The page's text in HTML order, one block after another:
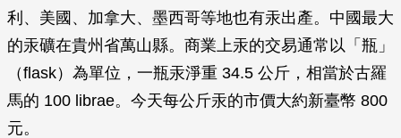
利、美國、加拿大、墨西哥等地也有汞出產。中國最大
的汞礦在貴州省萬山縣。商業上汞的交易通常以「瓶」
（flask）為單位，一瓶汞淨重 34.5 公斤，相當於古羅
馬的 100 librae。今天每公斤汞的市價大約新臺幣 800
元。